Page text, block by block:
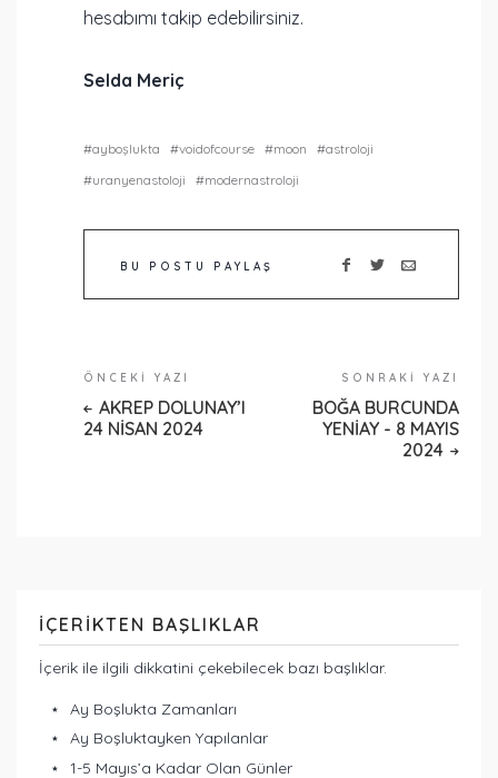
hesabımı takip edebilirsiniz.
Selda Meriç
ayboşlukta voidofcourse moon
astroloji
uranyenastoloji
modernastroloji
BU POSTU PAYLAŞ
ÖNCEKI YAZI
AKREP DOLUNAY’I
24 NISAN 2024
SONRAKI YAZI
BOĞA BURCUNDA
YENIAY - 8 MAYIS
2024
İÇERIKTEN BAŞLIKLAR
İçerik ile ilgili dikkatini çekebilecek bazı başlıklar.
Ay Boşlukta Zamanları
Ay Boşluktayken Yapılanlar
1-5 Mayıs’a Kadar Olan Günler